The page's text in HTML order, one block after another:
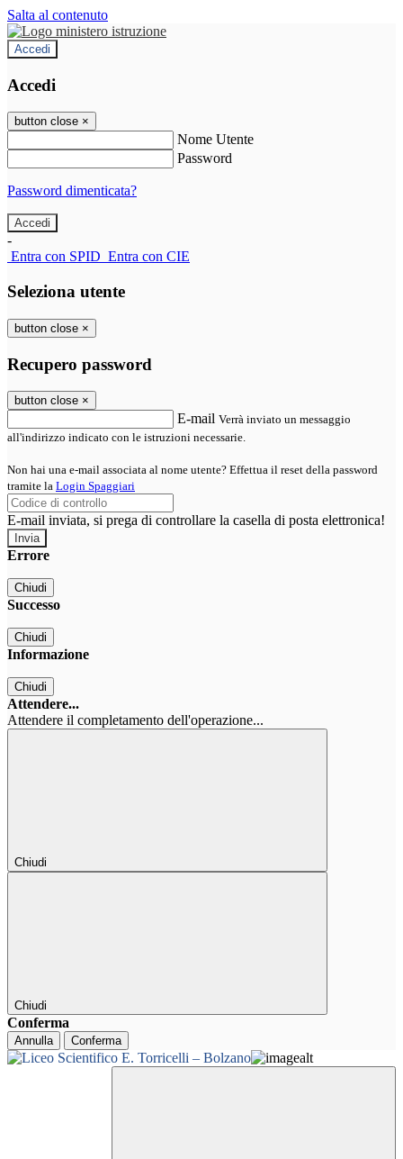
Salta al contenuto
Accedi
Accedi
button close ×
Nome Utente
Password
Password dimenticata?
-
Entra con SPID Entra con CIE
Seleziona utente
button close ×
Recupero password
button close ×
E-mail Verrà inviato un messaggio
all'indirizzo indicato con le istruzioni necessarie.
Non hai una e-mail associata al nome utente? Effettua il reset della password
tramite la Login Spaggiari
E-mail inviata, si prega di controllare la casella di posta elettronica!
Errore
Chiudi
Successo
Chiudi
Informazione
Chiudi
Attendere...
Attendere il completamento dell'operazione...
Chiudi
Chiudi
Conferma
Annulla Conferma